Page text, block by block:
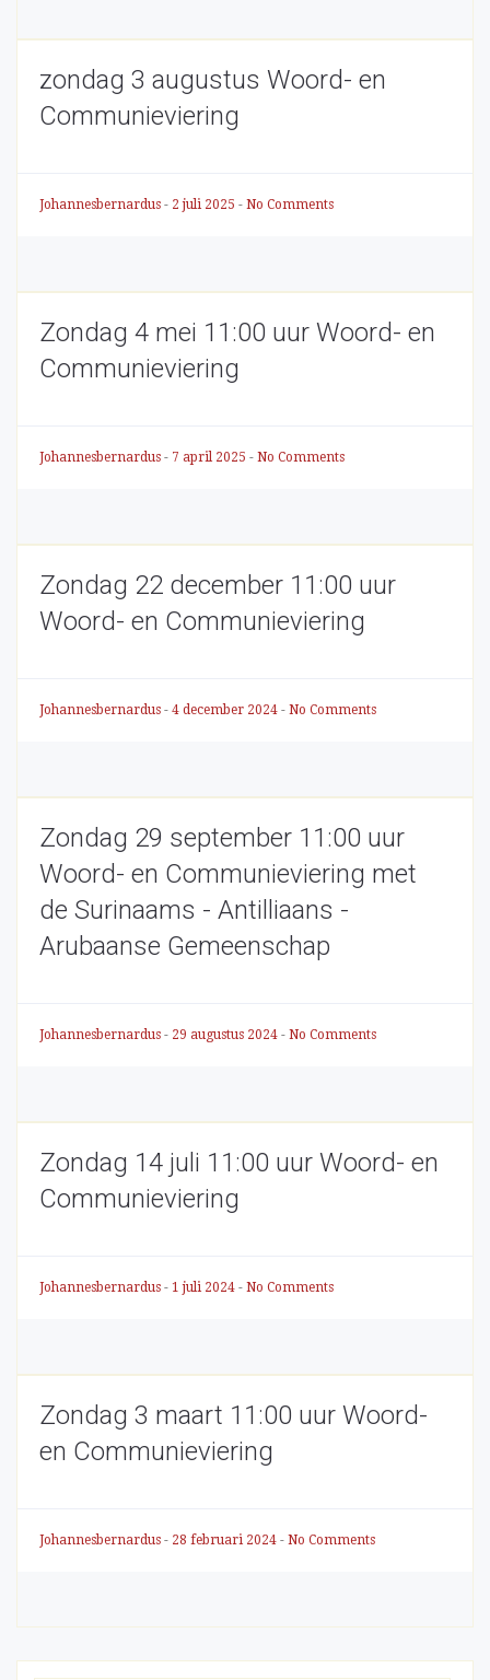
zondag 3 augustus Woord- en
Communieviering
Johannesbernardus - 2 juli 2025 - No Comments
Zondag 4 mei 11:00 uur Woord- en
Communieviering
Johannesbernardus - 7 april 2025 - No Comments
Zondag 22 december 11:00 uur
Woord- en Communieviering
Johannesbernardus - 4 december 2024 - No Comments
Zondag 29 september 11:00 uur
Woord- en Communieviering met
de Surinaams - Antilliaans -
Arubaanse Gemeenschap
Johannesbernardus - 29 augustus 2024 - No Comments
Zondag 14 juli 11:00 uur Woord- en
Communieviering
Johannesbernardus - 1 juli 2024 - No Comments
Zondag 3 maart 11:00 uur Woord-
en Communieviering
Johannesbernardus - 28 februari 2024 - No Comments